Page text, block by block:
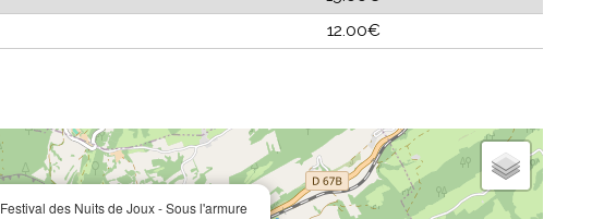
12.00€
Festival des Nuits de Joux - Sous l'armure